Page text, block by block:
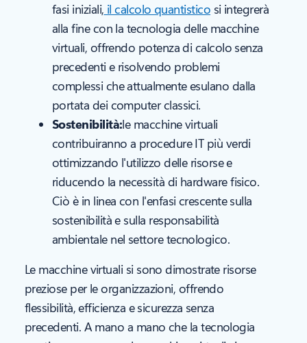
fasi iniziali, il calcolo quantistico si integrerà
alla fine con la tecnologia delle macchine
virtuali, offrendo potenza di calcolo senza
precedenti e risolvendo problemi
complessi che attualmente esulano dalla
portata dei computer classici.
Sostenibilità:le macchine virtuali
contribuiranno a procedure IT più verdi
ottimizzando l'utilizzo delle risorse e
riducendo la necessità di hardware fisico.
Ciò è in linea con l'enfasi crescente sulla
sostenibilità e sulla responsabilità
ambientale nel settore tecnologico.
Le macchine virtuali si sono dimostrate risorse
preziose per le organizzazioni, offrendo
flessibilità, efficienza e sicurezza senza
precedenti. A mano a mano che la tecnologia